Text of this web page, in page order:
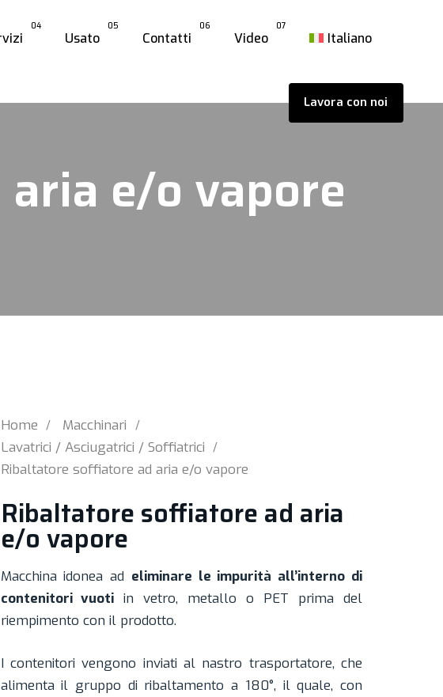
04
Usato
05
Contatti
06
Video
07
Italiano
Lavora con noi
e/o vapore
Home
Macchinari
Lavatrici / Asciugatrici / Soffiatrici
Ribaltatore soffiatore ad aria e/o vapore
Ribaltatore soffiatore ad aria
e/o vapore
Macchina idonea ad eliminare le impurità all’interno di
contenitori vuoti in vetro, metallo o PET prima del
riempimento con il prodotto.
I contenitori vengono inviati al nastro trasportatore, che
alimenta il gruppo di ribaltamento a 180°, il quale, con